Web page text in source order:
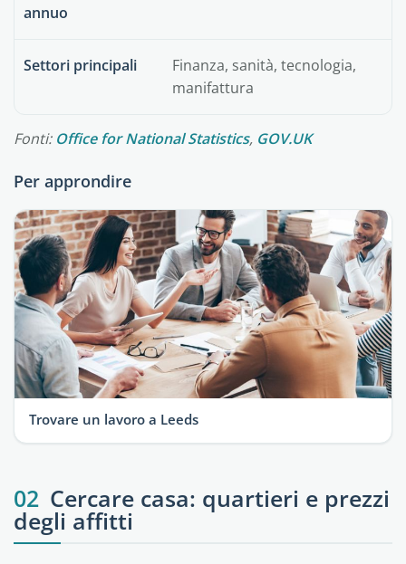
annuo
Settori principali
Finanza, sanità, tecnologia,
manifattura
Fonti: Office for National Statistics, GOV.UK
Per approndire
Trovare un lavoro a Leeds
02 Cercare casa: quartieri e prezzi
degli affitti